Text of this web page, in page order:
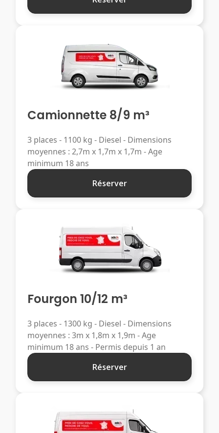
Camionnette 8/9 m³
3 places - 1100 kg - Diesel - Dimensions
moyennes : 2,7m x 1,7m x 1,7m - Age
minimum 18 ans
Réserver
Fourgon 10/12 m³
3 places - 1300 kg - Diesel - Dimensions
moyennes : 3m x 1,8m x 1,9m - Age
minimum 18 ans - Permis depuis 1 an
Réserver